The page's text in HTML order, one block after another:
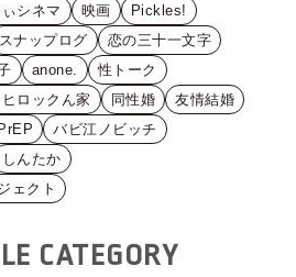
シネマ 映画
Pickles!
スナップログ
恋の三十一文字
anone.
性トーク
ロックん家 同性婚
友情結婚
PrEP
バビ江ノビッチ
しんたか
ェクト
CATEGORY